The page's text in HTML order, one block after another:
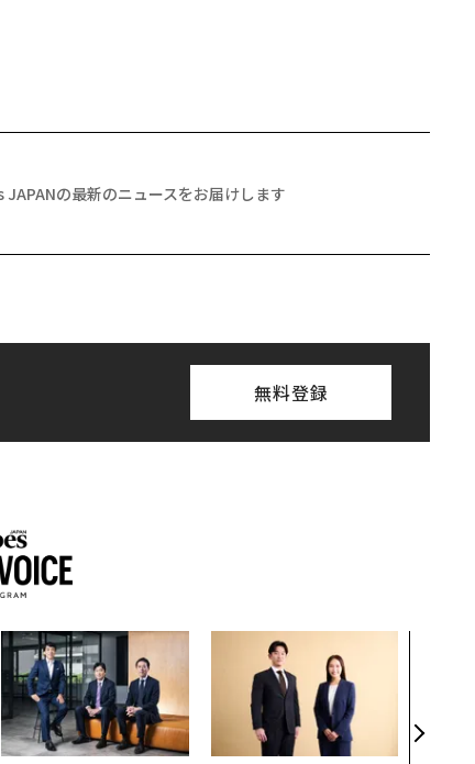
JAPANの最新のニュースをお届けします
無料登録